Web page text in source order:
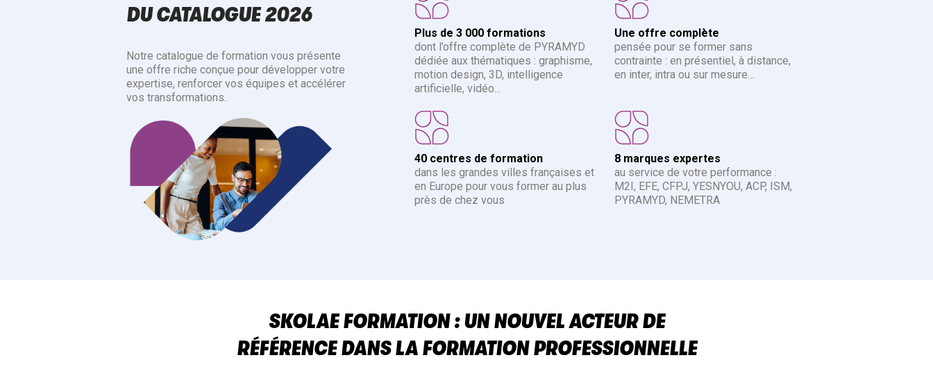
DU CATALOGUE 2026
Notre catalogue de formation vous présente
une offre riche conçue pour développer votre
expertise, renforcer vos équipes et accélérer
vos transformations.
Plus de 3 000 formations
dont l’offre complète de PYRAMYD
dédiée aux thématiques : graphisme,
motion design, 3D, intelligence
artificielle, vidéo...
40 centres de formation
dans les grandes villes françaises et
en Europe pour vous former au plus
près de chez vous
Une offre complète
pensée pour se former sans
contrainte : en présentiel, à distance,
en inter, intra ou sur mesure…
8 marques expertes
au service de votre performance :
M2I, EFE, CFPJ, YESNYOU, ACP, ISM,
PYRAMYD, NEMETRA
SKOLAE FORMATION : UN NOUVEL ACTEUR DE
RÉFÉRENCE DANS LA FORMATION PROFESSIONNELLE